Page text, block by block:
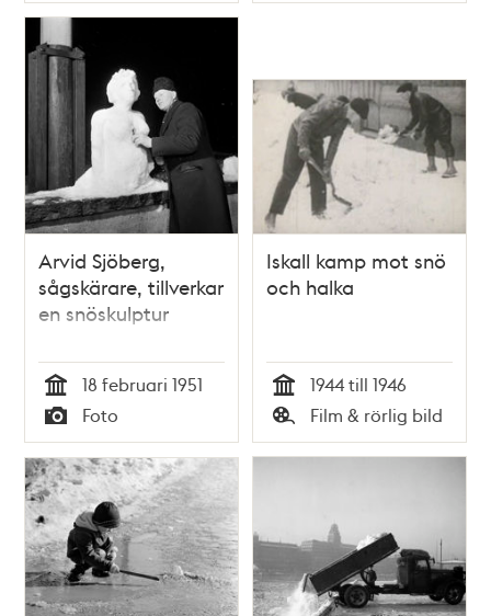
Veckoblad för
Skämt, Humor och
Satir, nr 35, den 26
augusti 1866
Arvid Sjöberg,
sågskärare, tillverkar
en snöskulptur
Tid
18 februari 1951
Typ
Foto
Iskall kamp mot snö
och halka
Tid
1944 till 1946
Typ
Film & rörlig bild